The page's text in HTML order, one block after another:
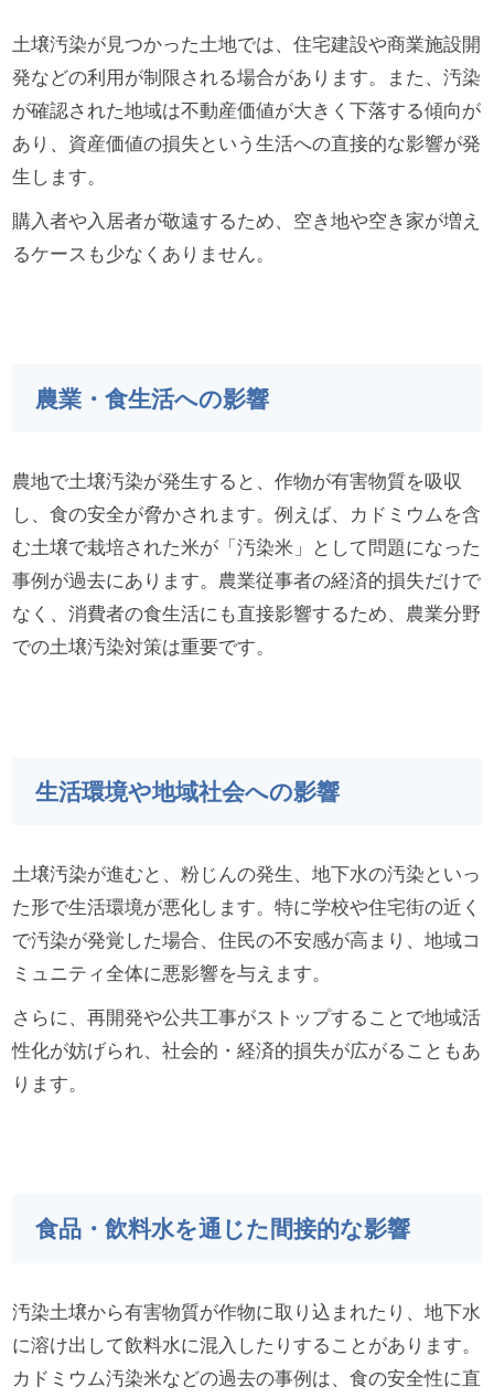
土壌汚染が見つかった土地では、住宅建設や商業施設開
発などの利用が制限される場合があります。また、汚染
が確認された地域は不動産価値が大きく下落する傾向が
あり、資産価値の損失という生活への直接的な影響が発
生します。
購入者や入居者が敬遠するため、空き地や空き家が増え
るケースも少なくありません。
農業・食生活への影響
農地で土壌汚染が発生すると、作物が有害物質を吸収
し、食の安全が脅かされます。例えば、カドミウムを含
む土壌で栽培された米が「汚染米」として問題になった
事例が過去にあります。農業従事者の経済的損失だけで
なく、消費者の食生活にも直接影響するため、農業分野
での土壌汚染対策は重要です。
生活環境や地域社会への影響
土壌汚染が進むと、粉じんの発生、地下水の汚染といっ
た形で生活環境が悪化します。特に学校や住宅街の近く
で汚染が発覚した場合、住民の不安感が高まり、地域コ
ミュニティ全体に悪影響を与えます。
さらに、再開発や公共工事がストップすることで地域活
性化が妨げられ、社会的・経済的損失が広がることもあ
ります。
食品・飲料水を通じた間接的な影響
汚染土壌から有害物質が作物に取り込まれたり、地下水
に溶け出して飲料水に混入したりすることがあります。
カドミウム汚染米などの過去の事例は、食の安全性に直